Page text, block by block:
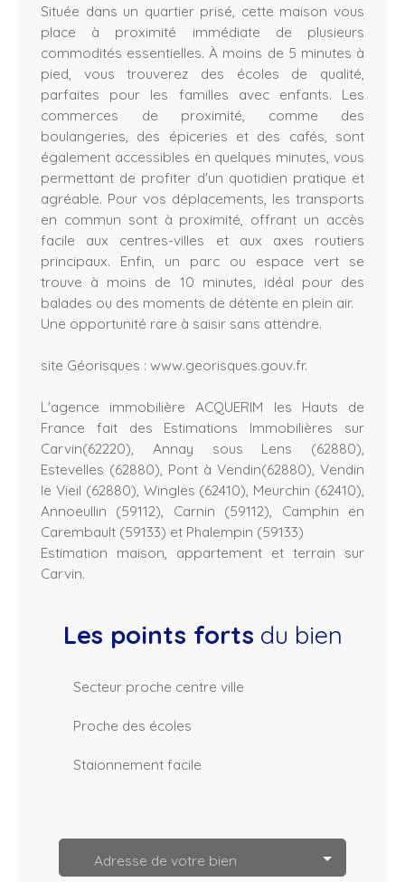
Située dans un quartier prisé, cette maison vous
place à proximité immédiate de plusieurs
commodités essentielles. À moins de 5 minutes à
pied, vous trouverez des écoles de qualité,
parfaites pour les familles avec enfants. Les
commerces de proximité, comme des
boulangeries, des épiceries et des cafés, sont
également accessibles en quelques minutes, vous
permettant de profiter d'un quotidien pratique et
agréable. Pour vos déplacements, les transports
en commun sont à proximité, offrant un accès
facile aux centres-villes et aux axes routiers
principaux. Enfin, un parc ou espace vert se
trouve à moins de 10 minutes, idéal pour des
balades ou des moments de détente en plein air.
Une opportunité rare à saisir sans attendre.
site Géorisques : www.georisques.gouv.fr.
L'agence immobilière ACQUERIM les Hauts de
France fait des Estimations Immobilières sur
Carvin(62220), Annay sous Lens (62880),
Estevelles (62880), Pont à Vendin(62880), Vendin
le Vieil (62880), Wingles (62410), Meurchin (62410),
Annoeullin (59112), Carnin (59112), Camphin en
Carembault (59133) et Phalempin (59133)
Estimation maison, appartement et terrain sur
Carvin.
Les points forts du bien
Secteur proche centre ville
Proche des écoles
Staionnement facile
Adresse de votre bien